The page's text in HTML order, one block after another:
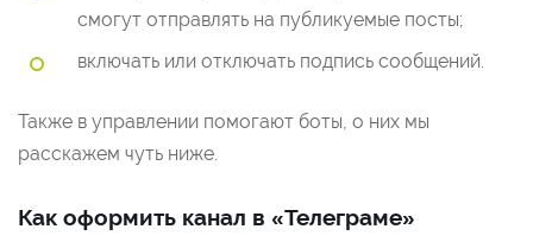
смогут отправлять на публикуемые посты;
включать или отключать подпись сообщений.
Также в управлении помогают боты, о них мы
расскажем чуть ниже.
Как оформить канал в «Телеграме»